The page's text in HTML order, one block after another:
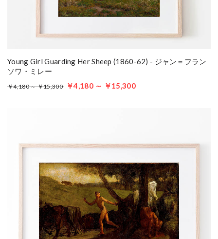
Young Girl Guarding Her Sheep (1860-62) - ジャン＝フラン
ソワ・ミレー
￥4,180 ～ ￥15,300 ￥4,180 ～ ￥15,300